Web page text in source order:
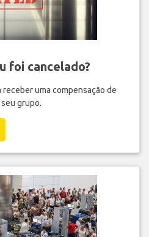
foi cancelado?
uma compensação de
grupo.